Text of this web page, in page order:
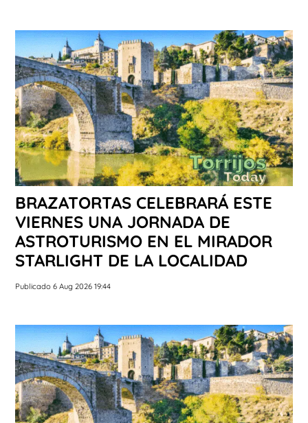
BRAZATORTAS CELEBRARÁ ESTE
VIERNES UNA JORNADA DE
ASTROTURISMO EN EL MIRADOR
STARLIGHT DE LA LOCALIDAD
Publicado 6 Aug 2026 19:44